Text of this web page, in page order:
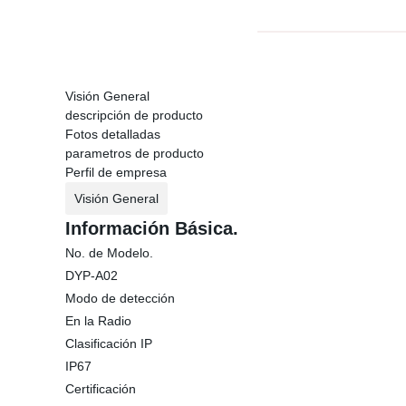
Visión General
descripción de producto
Fotos detalladas
parametros de producto
Perfil de empresa
Visión General
Información Básica.
No. de Modelo.
DYP-A02
Modo de detección
En la Radio
Clasificación IP
IP67
Certificación